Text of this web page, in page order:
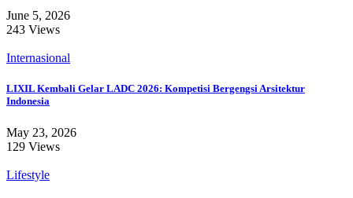
June 5, 2026
243 Views
Internasional
LIXIL Kembali Gelar LADC 2026: Kompetisi Bergengsi Arsitektur
Indonesia
May 23, 2026
129 Views
Lifestyle